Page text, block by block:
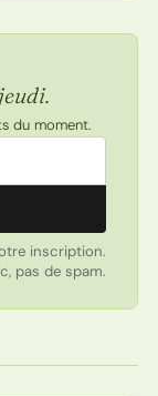
du moment.
inscription.
pas de spam.